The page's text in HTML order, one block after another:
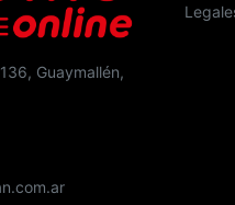
Guaymallén,